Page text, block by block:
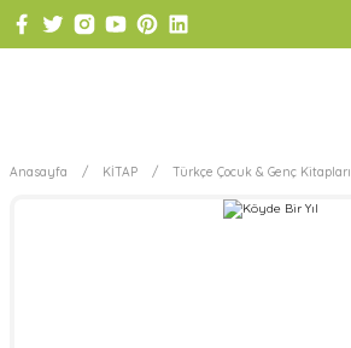
Anasayfa KİTAP Türkçe Çocuk & Genç Kitapları